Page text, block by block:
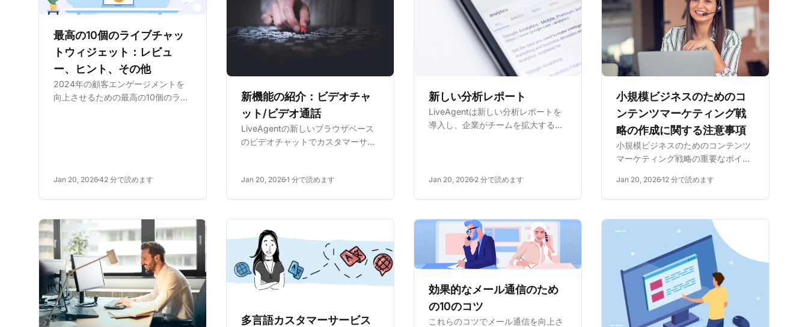
最高の10個のライブチャッ
トウィジェット：レビュ
ー、ヒント、その他
2024年の顧客エンゲージメントを
向上させるための最高の10個のライ
ンを見つけ、顧...
Jan 20, 202642 分で読めます
新機能の紹介：ビデオチャ
ット/ビデオ通話
LiveAgentの新しいブラウザベース
のビデオチャットでカスタマーサポ
ュニケーションをパーソナライズし
Jan 20, 20261 分で読めます
新しい分析レポート
LiveAgentは新しい分析レポートを
導入し、企業がチームを拡大するこ
通話量を時系列で追跡し、効率とカ
Jan 20, 2026 2 分で読めます
小規模ビジネスのためのコ
ンテンツマーケティング戦
略の作成に関する注意事項
小規模ビジネスのためのコンテンツ
マーケティング戦略の重要なポイン
トを向上させ、信頼を構築し、成長
を促進する実証済みの戦術をご覧く
Jan 20, 202612 分で読めます
多言語カスタマーサービス
効果的なメール通信のため
の10のコツ
これらのコツでメール通信を向上さ